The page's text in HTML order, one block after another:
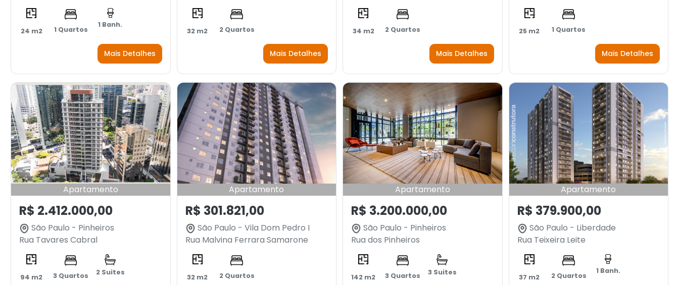
24 m2 1 Quartos
1 Banh.
Mais Detalhes
32 m2 2 Quartos
Mais Detalhes
34 m2 2 Quartos
Mais Detalhes
25 m2 1 Quartos
Mais Detalhes
Apartamento
R$ 2.412.000,00
São Paulo - Pinheiros
Rua Tavares Cabral
94 m2 3 Quartos 2 Suites
Apartamento
R$ 301.821,00
São Paulo - Vila Dom Pedro I
Rua Malvina Ferrara Samarone
32 m2 2 Quartos
Apartamento
R$ 3.200.000,00
São Paulo - Pinheiros
Rua dos Pinheiros
142 m2 3 Quartos 3 Suites
Apartamento
R$ 379.900,00
São Paulo - Liberdade
Rua Teixeira Leite
37 m2 2 Quartos
1 Banh.